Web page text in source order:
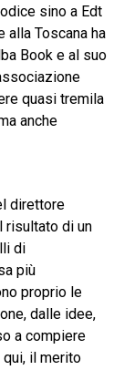
sino a Edt
Toscana ha
Book e al suo
quasi tremila
anche
direttore
risultato di un
di
più
proprio le
dalle idee,
a compiere
il merito